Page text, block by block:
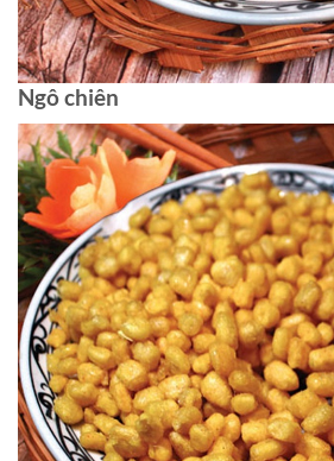
Ngô chiên